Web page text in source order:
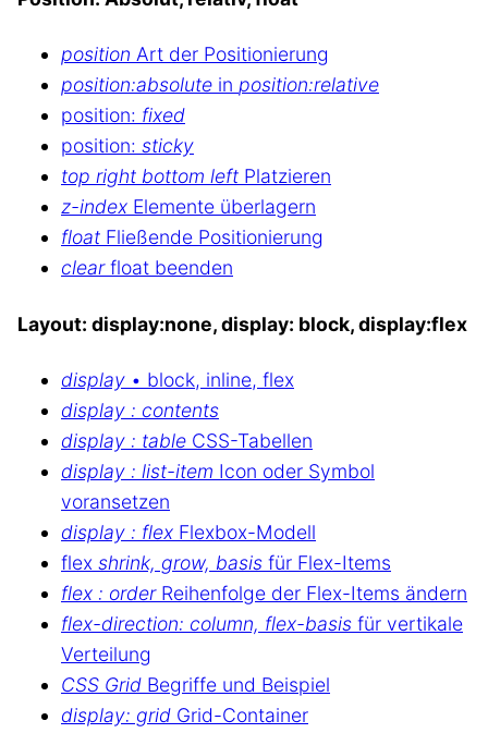
position Art der Positionierung
position:absolute in position:relative
position: fixed
position: sticky
top right bottom left Platzieren
z-index Elemente überlagern
float Fließende Positionierung
clearfloat beenden
Layout: display:none, display: block, display:flex
display • block, inline, flex
display : contents
display : table CSS-Tabellen
display : list-item Icon oder Symbol
voransetzen
display : flex Flexbox-Modell
flex shrink, grow, basis für Flex-Items
flex : orderReihenfolge der Flex-Items ändern
flex-direction: column, flex-basis für vertikale
Verteilung
CSS Grid Begriffe und Beispiel
display: grid Grid-Container